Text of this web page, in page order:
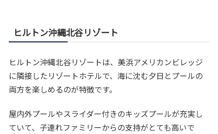
ヒルトン沖縄北谷リゾート
ヒルトン沖縄北谷リゾートは、美浜アメリカンビレッジ
に隣接したリゾートホテルで、海に沈む夕日とプールの
両方を楽しめるのが特徴です。
屋内外プールやスライダー付きのキッズプールが充実し
ていて、子連れファミリーからの支持がとても高いで